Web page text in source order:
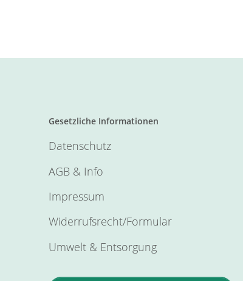
Gesetzliche Informationen
Datenschutz
AGB & Info
Impressum
Widerrufsrecht/Formular
Umwelt & Entsorgung